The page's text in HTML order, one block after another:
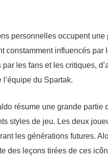
personnelles occupent une
constamment influencés par
les fans et les critiques,
du Spartak.
résume une grande
styles de jeu. Les deux
les générations futures.
des leçons tirées de ces